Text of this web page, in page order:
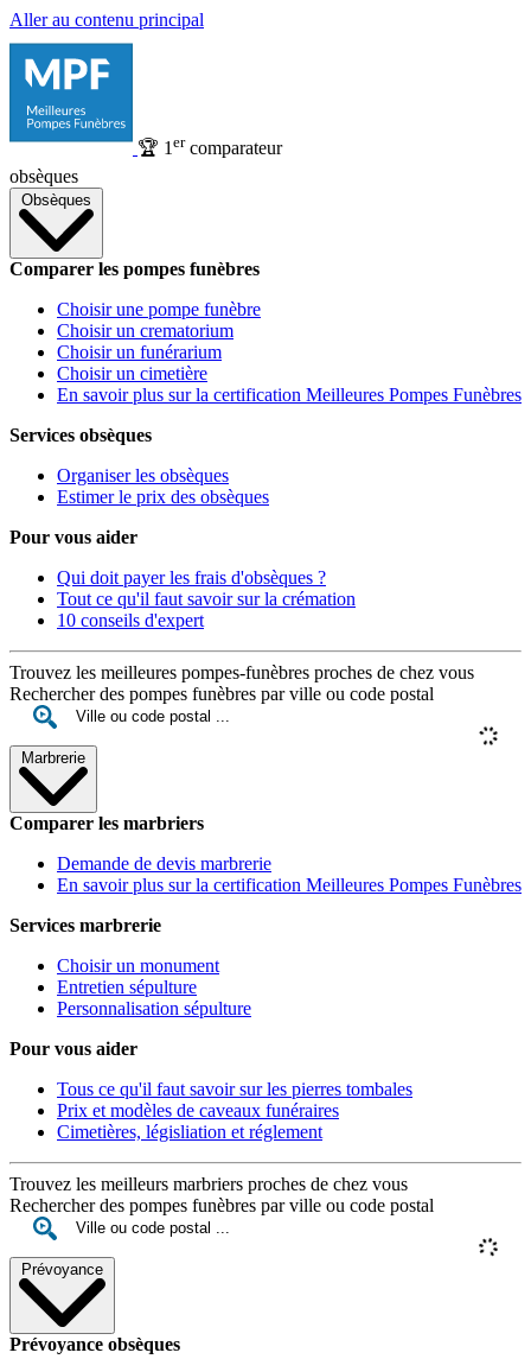
Aller au contenu principal
🏆 1 ercomparateur
obsèques
Obsèques
Comparer les pompes funèbres
Choisir une pompe funèbre
Choisir un crematorium
Choisir un funérarium
Choisir un cimetière
En savoir plus sur la certification Meilleures Pompes Funèbres
Services obsèques
Organiser les obsèques
Estimer le prix des obsèques
Pour vous aider
Qui doit payer les frais d'obsèques ?
Tout ce qu'il faut savoir sur la crémation
10 conseils d'expert
Trouvez les meilleures pompes-funèbres proches de chez vous
Rechercher des pompes funèbres par ville ou code postal
Marbrerie
Comparer les marbriers
Demande de devis marbrerie
En savoir plus sur la certification Meilleures Pompes Funèbres
Services marbrerie
Choisir un monument
Entretien sépulture
Personnalisation sépulture
Pour vous aider
Tous ce qu'il faut savoir sur les pierres tombales
Prix et modèles de caveaux funéraires
Cimetières, législiation et réglement
Trouvez les meilleurs marbriers proches de chez vous
Rechercher des pompes funèbres par ville ou code postal
Prévoyance
Prévoyance obsèques